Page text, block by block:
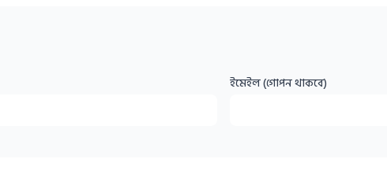
ইমেইল (গোপন থাকবে)